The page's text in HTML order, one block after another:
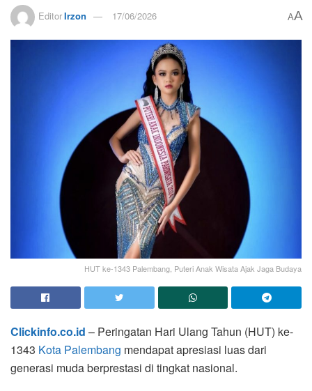
EditorIrzon 17/06/2026 AA
HUT ke-1343 Palembang, Puteri Anak Wisata Ajak Jaga Budaya
Clickinfo.co.id – Peringatan Hari Ulang Tahun (HUT) ke-
1343 Kota Palembang mendapat apresiasi luas dari
generasi muda berprestasi di tingkat nasional.